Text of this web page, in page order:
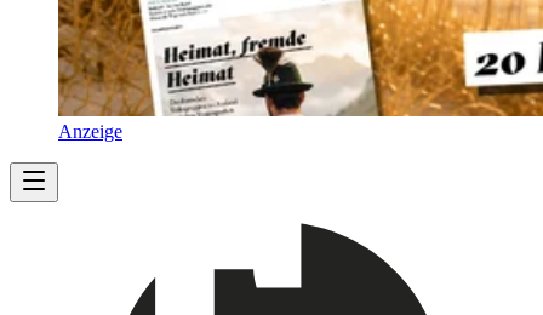
Anzeige